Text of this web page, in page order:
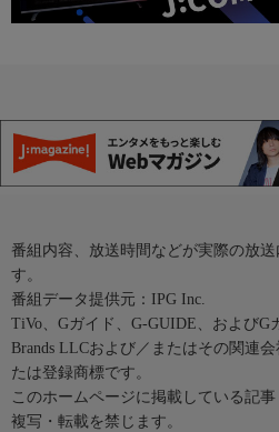
番組内容、放送時間などが実際の放
す。
番組データ提供元：IPG Inc.
TiVo、Gガイド、G-GUIDE、およびG
Brands LLCおよび／またはその関連
たは登録商標です。
このホームページに掲載している記
複写・転載を禁じます。